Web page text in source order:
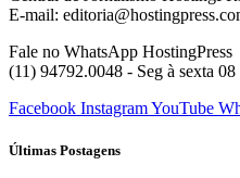
E-mail:
Fale no WhatsApp HostingPress
(11) 94792.0048 - Seg à sexta 08
Facebook InstagramYouTube
Últimas Postagens